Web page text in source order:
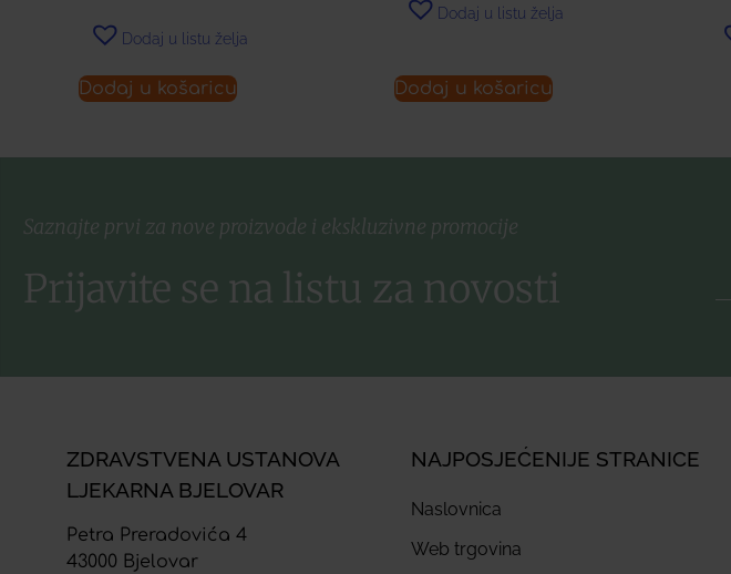
Dodaj u listu želja
Dodaj u košaricu
Dodaj u listu želja
Dodaj u košaricu
Saznajte prvi za nove proizvode i ekskluzivne promocije
Prijavite se na listu za novosti
ZDRAVSTVENA USTANOVA
LJEKARNA BJELOVAR
Petra Preradovića 4
43000 Bjelovar
NAJPOSJEĆENIJE STRANICE
Naslovnica
Web trgovina